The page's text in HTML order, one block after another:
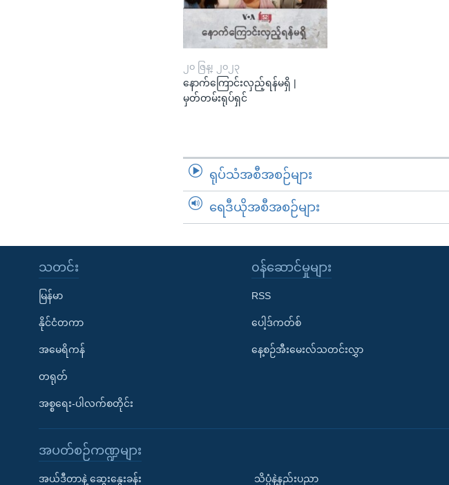
၂၀ ဇြန္၊ ၂၀၂၃
နောက်ကြောင်းလှည့်ရန်မရှိ |
မှတ်တမ်းရုပ်ရှင်
ရုပ်သံအစီအစဉ်များ
ရေဒီယိုအစီအစဉ်များ
သတင်း
မြန်မာ
နိုင်ငံတကာ
အမေရိကန်
တရုတ်
အစ္စရေး-ပါလက်စတိုင်း
၀န်ဆောင်မှုများ
RSS
ပေါ့ဒ်ကတ်စ်
နေ့စဉ်အီးမေးလ်သတင်းလွှာ
အပတ်စဉ်ကဏ္ဍများ
အယ်ဒီတာနဲ့ ဆွေးနွေးခန်း သိပ္ပံနဲ့နည်းပညာ